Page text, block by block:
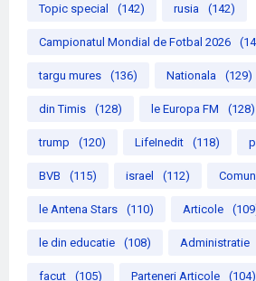
Topic special (142) rusia (142)
Campionatul Mondial de Fotbal 2026
targu mures (136) Nationala (129)
din Timis (128) le Europa FM (128)
trump (120) LifeInedit (118)
BVB (115) israel (112)
le Antena Stars (110) Articole
le din educatie (108) Administratie
facut (105) Parteneri Articole (104)